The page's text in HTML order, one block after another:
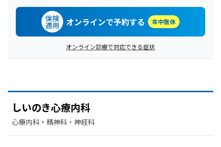
保険
適用 オンラインで予約する 年中無休
オンライン診療で対応できる症状
しいのき心療内科
心療内科・​精神科・神経科